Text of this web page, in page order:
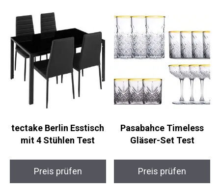
tectake Berlin Esstisch
mit 4 Stühlen Test
Preis prüfen
Pasabahce Timeless
Gläser-Set Test
Preis prüfen